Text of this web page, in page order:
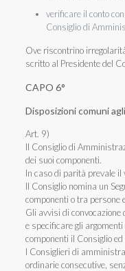
verificare il conto
Consiglio di
Ove riscontrino
scritto al Presidente del
CAPO 6°
Disposizioni comuni
Art. 9)
Il Consiglio di
dei suoi componenti.
In caso di parità prevale il
Il Consiglio nomina un
componenti o tra persone
Gli avvisi di convocazione
e specificare gli
componenti il Consiglio
I Consiglieri di
ordinarie consecutive,